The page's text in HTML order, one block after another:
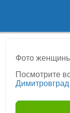
Фото
Посмотрите
Димитровград